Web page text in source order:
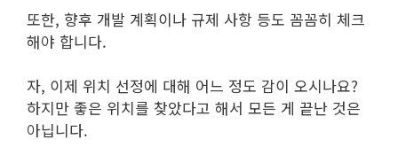
또한, 향후 개발 계획이나 규제 사항 등도 꼼꼼히 체크
해야 합니다.
자, 이제 위치 선정에 대해 어느 정도 감이 오시나요?
하지만 좋은 위치를 찾았다고 해서 모든 게 끝난 것은
아닙니다.